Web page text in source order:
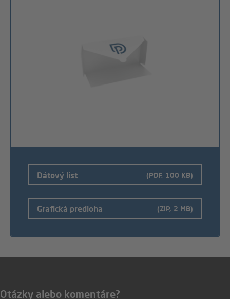
Dátový list (PDF, 100 KB)
Grafická predloha (ZIP, 2 MB)
Otázky alebo komentáre?